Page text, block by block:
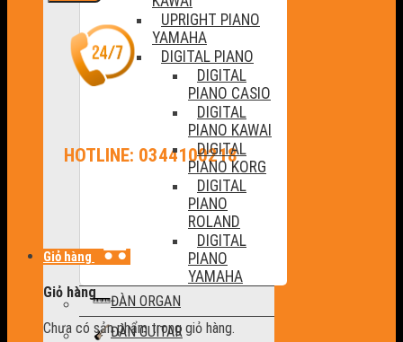
HOTLINE: 0344100218
Giỏ hàng
Giỏ hàng
Chưa có sản phẩm trong giỏ hàng.
UPRIGHT PIANO
YAMAHA
DIGITAL PIANO
DIGITAL
PIANO CASIO
DIGITAL
PIANO KAWAI
DIGITAL
PIANO KORG
DIGITAL
PIANO
ROLAND
DIGITAL
PIANO
YAMAHA
ĐÀN ORGAN
ĐÀN GUITAR